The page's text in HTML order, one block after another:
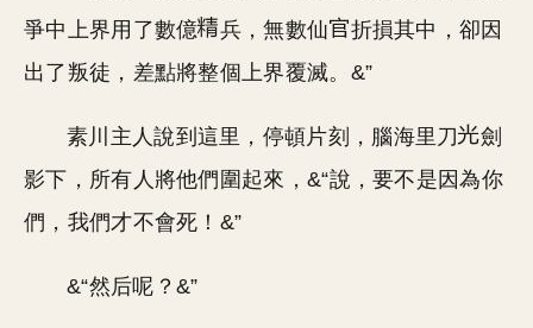
爭中上界用了數億
兵，無數仙
折損其中，卻因
出了叛徒，差點將整個上界覆滅。&”
素川主人說到這里，停頓片刻，腦海里刀
劍
影下，所有人將他們圍起來，&“說，要不是因為你
們，我們才不會死！&”
&“然后呢？&”